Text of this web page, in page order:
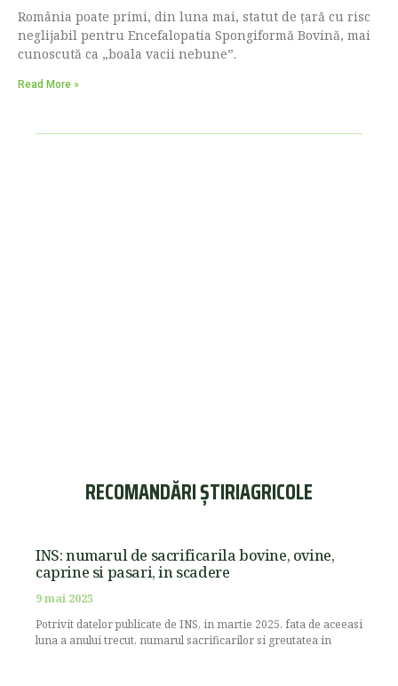
România poate primi, din luna mai, statut de ţară cu risc
neglijabil pentru Encefalopatia Spongiformă Bovină, mai
cunoscută ca „boala vacii nebune”.
Read More »
RECOMANDĂRI ȘTIRIAGRICOLE
INS: numarul de sacrificarila bovine, ovine,
caprine si pasari, in scadere
9 mai 2025
Potrivit datelor publicate de INS, in martie 2025, fata de aceeasi
luna a anului trecut, numarul sacrificarilor si greutatea in